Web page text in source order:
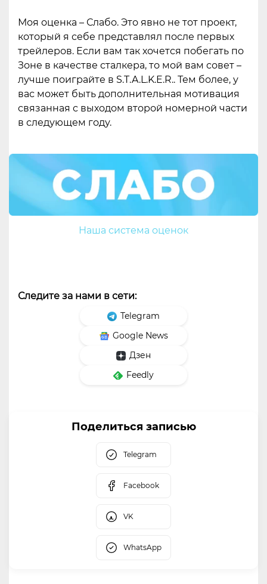
Моя оценка – Слабо. Это явно не тот проект,
который я себе представлял после первых
трейлеров. Если вам так хочется побегать по
Зоне в качестве сталкера, то мой вам совет –
лучше поиграйте в S.T.A.L.K.E.R.. Тем более, у
вас может быть дополнительная мотивация
связанная с выходом второй номерной части
в следующем году.
Наша система оценок
Следите за нами в сети:
Telegram
Google News
Дзен
Feedly
Поделиться записью
Telegram
Facebook
VK
WhatsApp